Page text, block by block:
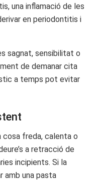
una inflamació de les
en periodontitis i
sagnat, sensibilitat o
de demanar cita
a temps pot evitar
cosa freda, calenta o
a retracció de
incipients. Si la
amb una pasta